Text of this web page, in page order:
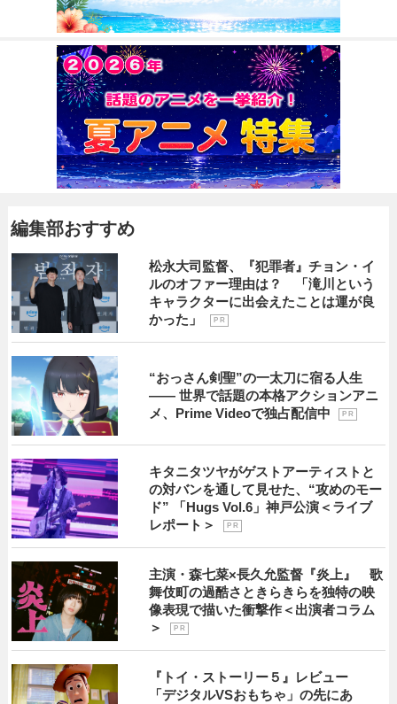
編集部おすすめ
松永大司監督、『犯罪者』チョン・イ
ルのオファー理由は？ 「滝川という
キャラクターに出会えたことは運が良
かった」
P R
“おっさん剣聖”の一太刀に宿る人生
―― 世界で話題の本格アクションアニ
メ、Prime Videoで独占配信中
P R
キタニタツヤがゲストアーティストと
の対バンを通して見せた、“攻めのモー
ド” 「Hugs Vol.6」神戸公演＜ライブ
レポート＞
P R
主演・森七菜×長久允監督『炎上』 歌
舞伎町の過酷さときらきらを独特の映
像表現で描いた衝撃作＜出演者コラム
＞
P R
『トイ・ストーリー５』レビュー
「デジタルVSおもちゃ」の先にあ